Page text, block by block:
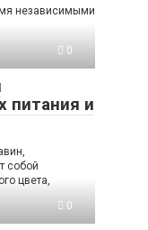
независимыми
0
питания и
собой
цвета,
0